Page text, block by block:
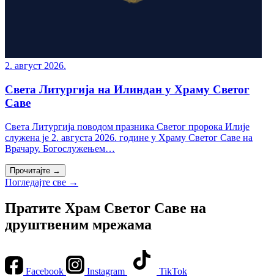
2. август 2026.
Света Литургија на Илиндан у Храму Светог
Саве
Света Литургија поводом празника Светог пророка Илије
служена је 2. августа 2026. године у Храму Светог Саве на
Врачару. Богослужењем…
Прочитајте →
Погледајте све →
Пратите Храм Светог Саве на
друштвеним мрежама
Facebook Instagram TikTok